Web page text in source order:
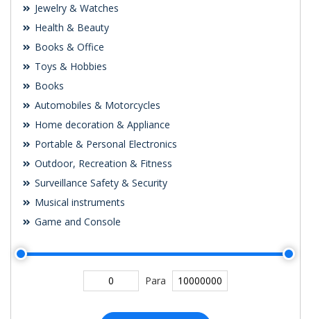
Jewelry & Watches
Health & Beauty
Books & Office
Toys & Hobbies
Books
Automobiles & Motorcycles
Home decoration & Appliance
Portable & Personal Electronics
Outdoor, Recreation & Fitness
Surveillance Safety & Security
Musical instruments
Game and Console
Para